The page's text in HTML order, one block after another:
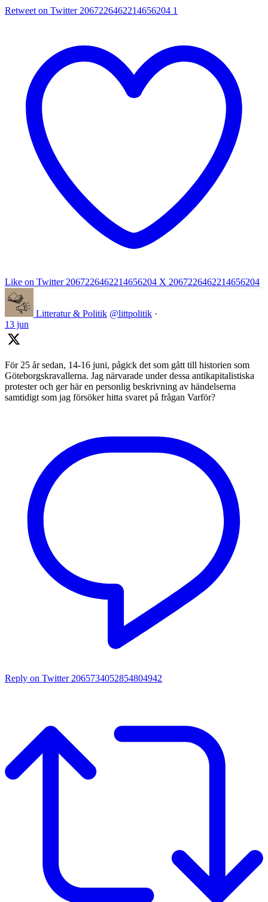
Retweet on Twitter 2067226462214656204 1
Like on Twitter 2067226462214656204 X 2067226462214656204
Litteratur & Politik @littpolitik ·
13 jun
För 25 år sedan, 14-16 juni, pågick det som gått till historien som
Göteborgskravallerna. Jag närvarade under dessa antikapitalistiska
protester och ger här en personlig beskrivning av händelserna
samtidigt som jag försöker hitta svaret på frågan Varför?
Reply on Twitter 2065734052854804942